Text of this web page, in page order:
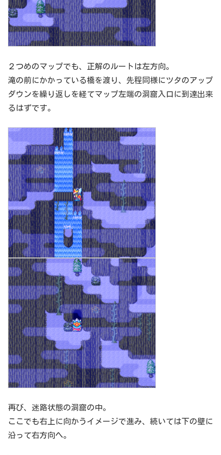
２つめのマップでも、正解のルートは左方向。
滝の前にかかっている橋を渡り、先程同様にツタのアップ
ダウンを繰り返しを経てマップ左端の洞窟入口に到達出来
るはずです。
再び、迷路状態の洞窟の中。
ここでも右上に向かうイメージで進み、続いては下の壁に
沿って右方向へ。